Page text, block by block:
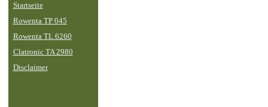
Startseite
Rowenta TP 045
Rowenta TL 6260
Clatronic TA 2980
Disclaimer